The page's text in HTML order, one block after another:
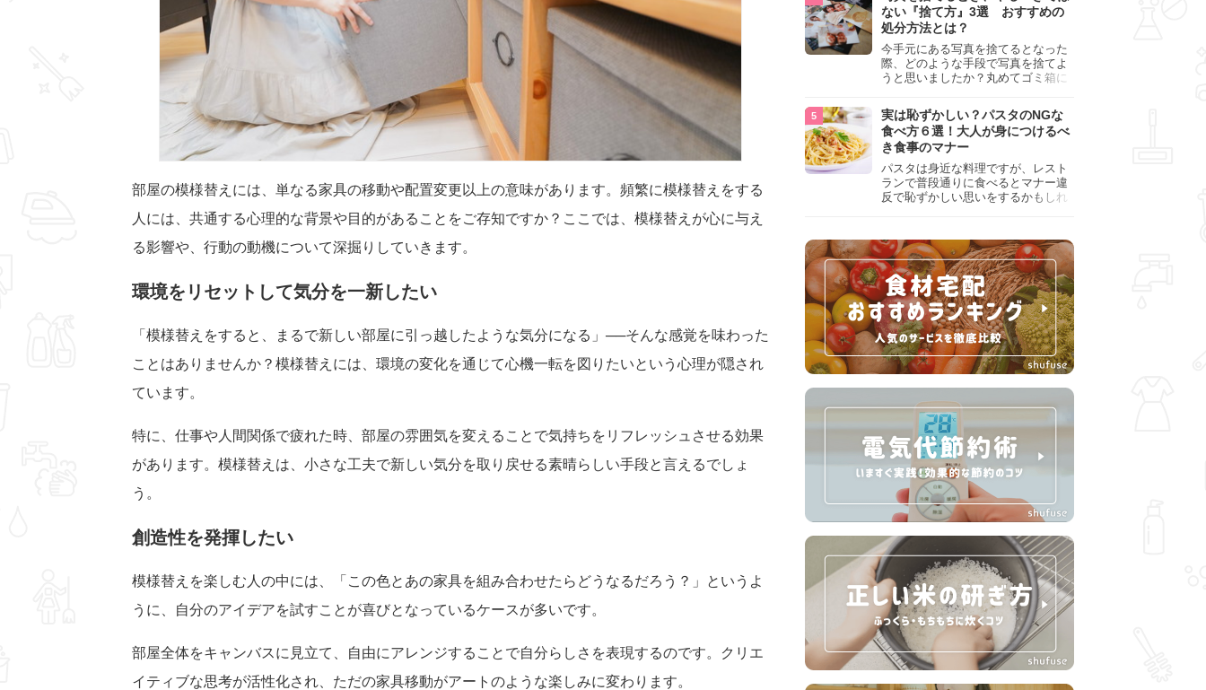
部屋の模様替えには、単なる家具の移動や配置変更以上の意味があります。頻繁に模様替えをする
人には、共通する心理的な背景や目的があることをご存知ですか？ここでは、模様替えが心に与え
る影響や、行動の動機について深掘りしていきます。
環境をリセットして気分を一新したい
「模様替えをすると、まるで新しい部屋に引っ越したような気分になる」──そんな感覚を味わった
ことはありませんか？模様替えには、環境の変化を通じて心機一転を図りたいという心理が隠され
ています。
特に、仕事や人間関係で疲れた時、部屋の雰囲気を変えることで気持ちをリフレッシュさせる効果
があります。模様替えは、小さな工夫で新しい気分を取り戻せる素晴らしい手段と言えるでしょ
う。
創造性を発揮したい
模様替えを楽しむ人の中には、「この色とあの家具を組み合わせたらどうなるだろう？」というよ
うに、自分のアイデアを試すことが喜びとなっているケースが多いです。
部屋全体をキャンバスに見立て、自由にアレンジすることで自分らしさを表現するのです。クリエ
イティブな思考が活性化され、ただの家具移動がアートのような楽しみに変わります。
ない『捨て方』3選 おすすめの
処分方法とは？
今手元にある写真を捨てるとなった
際、どのような手段で写真を捨てよ
うと思いましたか？丸めてゴミ箱に
真は個人情報が詰まっているので、
ただ丸めただけの状態で捨ててしま
うのは危険です。写真にすべきでは
ない捨て方をまとめているので、ぜ
ひチェックしておきましょう。
実は恥ずかしい？パスタのNGな
食べ方６選！大人が身につけるべ
き食事のマナー
パスタは身近な料理ですが、レスト
ランで普段通りに食べるとマナー違
反で恥ずかしい思いをするかもしれ
して、正しい食べ方を確認しましょ
う。大人の嗜みとして知っておきた
い新常識を解説します。